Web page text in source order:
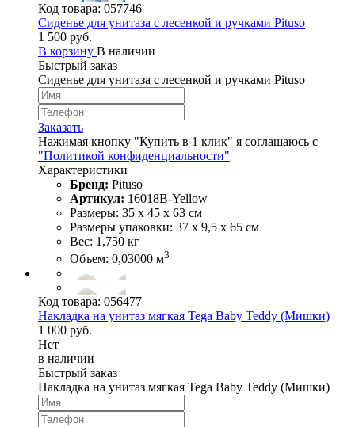
Код товара: 057746
Сиденье для унитаза с лесенкой и ручками Pituso
1 500 руб.
В корзину В наличии
Быстрый заказ
Сиденье для унитаза с лесенкой и ручками Pituso
Заказать
Нажимая кнопку "Купить в 1 клик" я соглашаюсь с
"Политикой конфиденциальности"
Характеристики
Бренд: Pituso
Артикул: 16018B-Yellow
Размеры: 35 х 45 х 63 см
Размеры упаковки: 37 х 9,5 х 65 см
Вес: 1,750 кг
Объем: 0,03000 м3
Код товара: 056477
Накладка на унитаз мягкая Tega Baby Teddy (Мишки)
1 000 руб.
Нет
в наличии
Быстрый заказ
Накладка на унитаз мягкая Tega Baby Teddy (Мишки)